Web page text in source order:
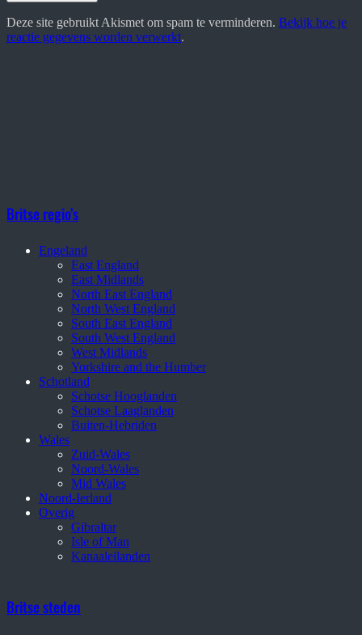
Deze site gebruikt Akismet om spam te verminderen. Bekijk hoe je
reactie gegevens worden verwerkt.
Britse regio’s
Engeland
East England
East Midlands
North East England
North West England
South East England
South West England
West Midlands
Yorkshire and the Humber
Schotland
Schotse Hooglanden
Schotse Laaglanden
Buiten-Hebriden
Wales
Zuid-Wales
Noord-Wales
Mid Wales
Noord-Ierland
Overig
Gibraltar
Isle of Man
Kanaaleilanden
Britse steden